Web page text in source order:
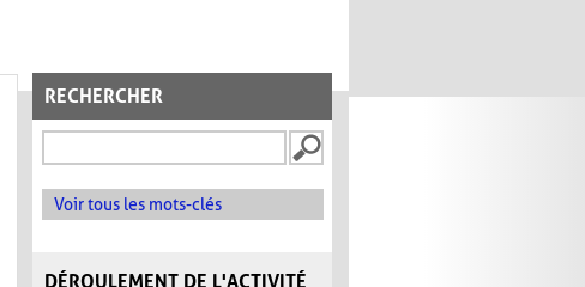
RECHERCHER
Voir tous les mots-clés
DÉROULEMENT DE L'ACTIVITÉ